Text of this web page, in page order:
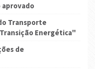
aprovado
Transporte
Energética"
de